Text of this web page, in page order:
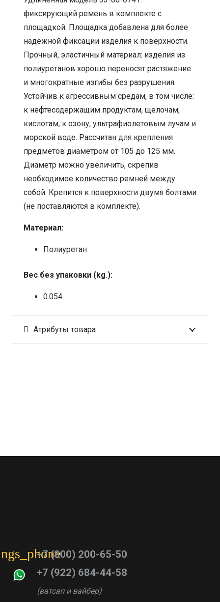
фиксирующий ремень в комплекте с
площадкой. Площадка добавлена для более
надежной фиксации изделия к поверхности.
Прочный, эластичный материал: изделия из
полиуретанов хорошо переносят растяжение
и многократные изгибы без разрушения.
Устойчив к агрессивным средам, в том числе:
к нефтесодержащим продуктам, щелочам,
кислотам, к озону, ультрафиолетовым лучам и
морской воде. Рассчитан для крепления
предметов диаметром от 105 до 125 мм.
Диаметр можно увеличить, скрепив
необходимое количество ремней между
собой. Крепится к поверхности двумя болтами
(не поставляются в комплекте).
Материал:
Полиуретан
Вес без упаковки (kg.):
0.054
Атрибуты товара
+7 (800) 200-65-50
+7 (922) 684-44-58
(ватсап и вайбер)